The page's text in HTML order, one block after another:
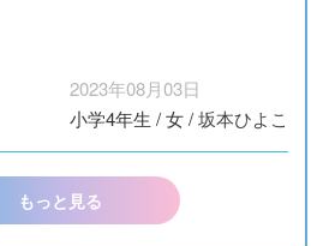
2023年08月03日
小学4年生 /女/坂本ひよこ
もっと見る